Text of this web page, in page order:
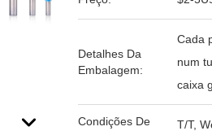
Detalhes Da
Embalagem:
Cada
num
caixa
Condições De
T/T,